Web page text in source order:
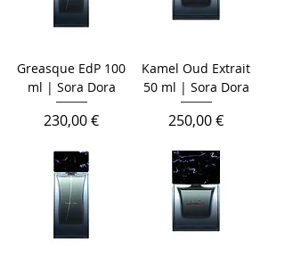
Greasque EdP 100
ml | Sora Dora
Preis
230,00 €
Kamel Oud Extrait
50 ml | Sora Dora
Preis
250,00 €